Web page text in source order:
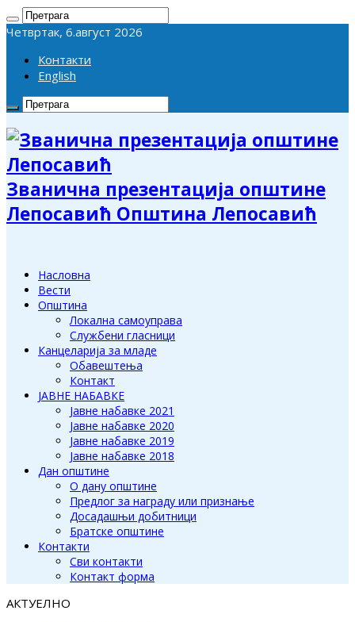
Четвртак, 6.август 2026
Контакти
English
Званична презентација општине
Лепосавић Општина Лепосавић
Насловна
Вести
Општина
Локална самоуправа
Службени гласници
Канцеларија за младе
Обавештења
Контакт
ЈАВНЕ НАБАВКЕ
Јавне набавке 2021
Јавне набавке 2020
Јавне набавке 2019
Јавне набавке 2018
Дан општине
О дану општине
Предлог за награду или признање
Досадашњи добитници
Братске општине
Контакти
Сви контакти
Контакт форма
АКТУЕЛНО